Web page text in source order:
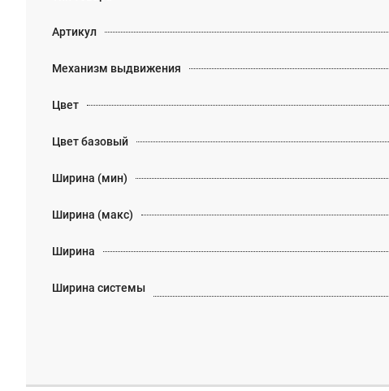
Артикул
Механизм выдвижения
Цвет
Цвет базовый
Ширина (мин)
Ширина (макс)
Ширина
Ширина системы